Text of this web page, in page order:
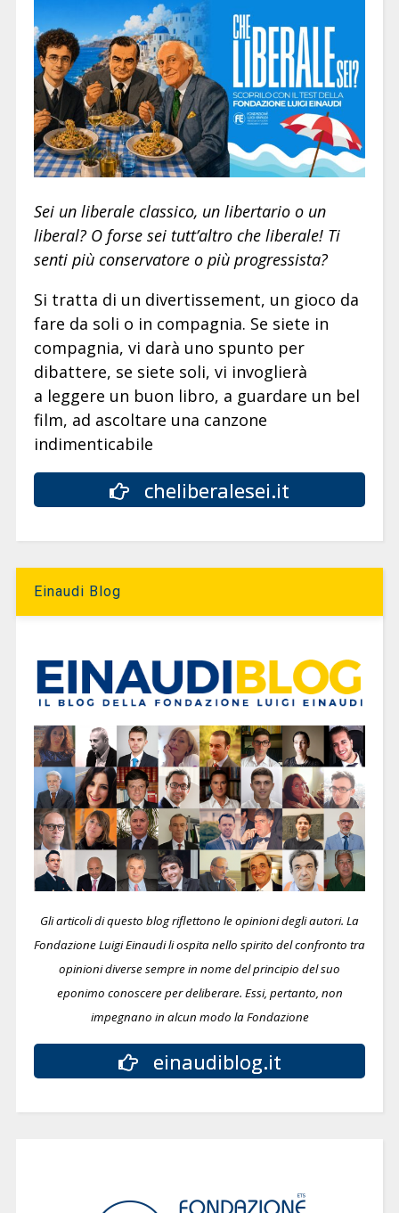
Sei un liberale classico, un libertario o un
liberal? O forse sei tutt’altro che liberale! Ti
senti più conservatore o più progressista?
Si tratta di un divertissement, un gioco da
fare da soli o in compagnia. Se siete in
compagnia, vi darà uno spunto per
dibattere, se siete soli, vi invoglierà
a leggere un buon libro, a guardare un bel
film, ad ascoltare una canzone
indimenticabile
cheliberalesei.it
Einaudi Blog
Gli articoli di questo blog riflettono le opinioni degli autori. La
Fondazione Luigi Einaudi li ospita nello spirito del confronto tra
opinioni diverse sempre in nome del principio del suo
eponimo conoscere per deliberare. Essi, pertanto, non
impegnano in alcun modo la Fondazione
einaudiblog.it